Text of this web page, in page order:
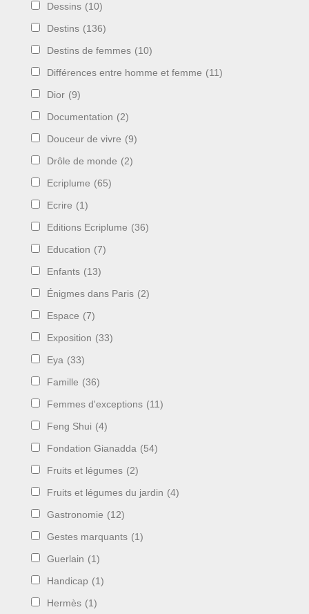
Dessins (10)
Destins (136)
Destins de femmes (10)
Différences entre homme et femme (11)
Dior (9)
Documentation (2)
Douceur de vivre (9)
Drôle de monde (2)
Ecriplume (65)
Ecrire (1)
Editions Ecriplume (36)
Education (7)
Enfants (13)
Énigmes dans Paris (2)
Espace (7)
Exposition (33)
Eya (33)
Famille (36)
Femmes d'exceptions (11)
Feng Shui (4)
Fondation Gianadda (54)
Fruits et légumes (2)
Fruits et légumes du jardin (4)
Gastronomie (12)
Gestes marquants (1)
Guerlain (1)
Handicap (1)
Hermès (1)